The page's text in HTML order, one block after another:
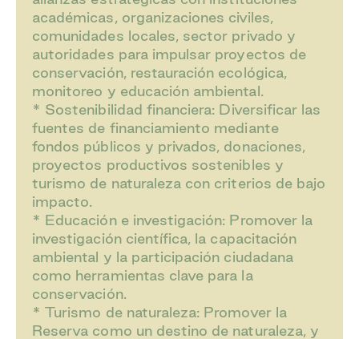
académicas, organizaciones civiles,
comunidades locales, sector privado y
autoridades para impulsar proyectos de
conservación, restauración ecológica,
monitoreo y educación ambiental.
* Sostenibilidad financiera: Diversificar las
fuentes de financiamiento mediante
fondos públicos y privados, donaciones,
proyectos productivos sostenibles y
turismo de naturaleza con criterios de bajo
impacto.
* Educación e investigación: Promover la
investigación científica, la capacitación
ambiental y la participación ciudadana
como herramientas clave para la
conservación.
* Turismo de naturaleza: Promover la
Reserva como un destino de naturaleza, y